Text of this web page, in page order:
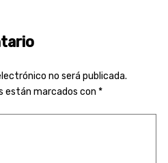
no será publicada.
están marcados con *